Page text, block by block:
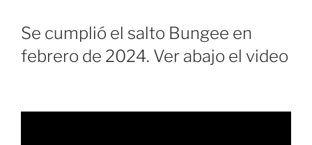
Se cumplió el salto Bungee en
febrero de 2024. Ver abajo el video